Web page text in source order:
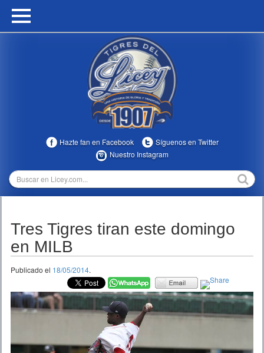
HOME
MULTIMEDIA
TEMPORADAS
Hazte fan en Facebook
Síguenos en Twitter
Nuestro Instagram
Tres Tigres tiran este domingo
en MILB
Publicado el 18/05/2014.